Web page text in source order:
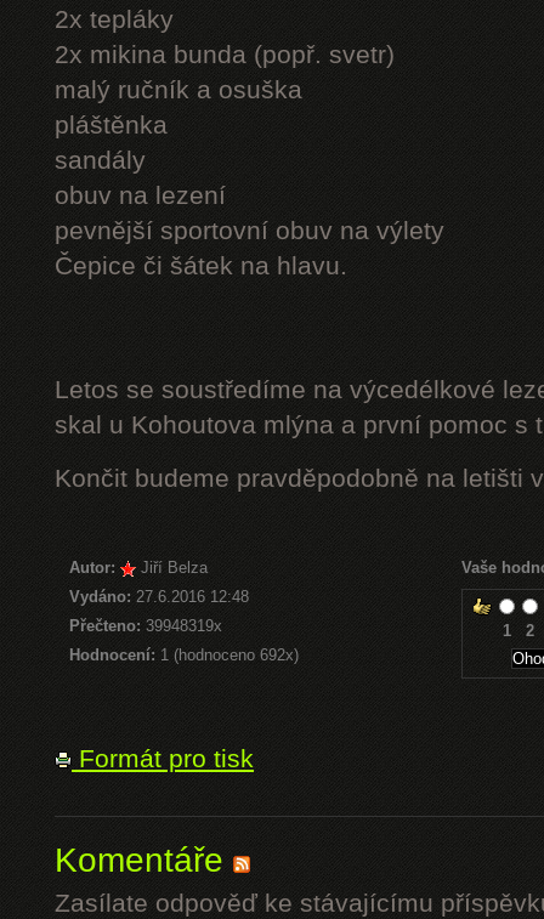
2x tepláky
2x mikina bunda (popř. svetr)
malý ručník a osuška
pláštěnka
sandály
obuv na lezení
pevnější sportovní obuv na výlety
Čepice či šátek na hlavu.
Letos se soustředíme na výcedélkové
skal u Kohoutova mlýna a první pomoc s
Končit budeme pravděpodobně na letišti
Autor:
Jiří Belza
Vydáno: 27.6.2016 12:48
Přečteno:39948319x
Hodnocení: 1 (hodnoceno 692x)
Vaše
1 2
Formát pro tisk
Komentáře
Zasílate odpověď ke stávajícímu